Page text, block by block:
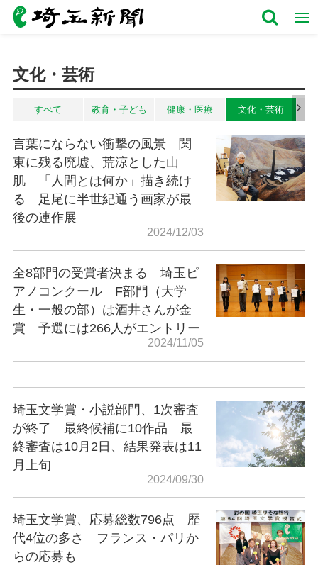
文化・芸術
すべて 教育・子ども 健康・医療 文化・芸術
言葉にならない衝撃の風景 関
東に残る廃墟、荒涼とした山
肌 「人間とは何か」描き続け
る 足尾に半世紀通う画家が最
後の連作展
2024/12/03
全8部門の受賞者決まる 埼玉ピ
アノコンクール F部門（大学
生・一般の部）は酒井さんが金
賞 予選には266人がエントリー
2024/11/05
埼玉文学賞・小説部門、1次審査
が終了 最終候補に10作品 最
終審査は10月2日、結果発表は11
月上旬
2024/09/30
埼玉文学賞、応募総数796点 歴
代4位の多さ フランス・パリか
らの応募も